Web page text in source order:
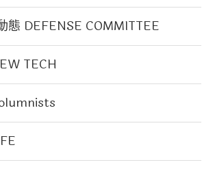
態 DEFENSE COMMITTEE
TECH